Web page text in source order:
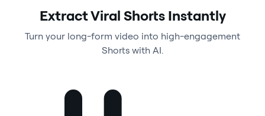
Extract Viral Shorts Instantly
Turn your long-form video into high-engagement
Shorts with AI.